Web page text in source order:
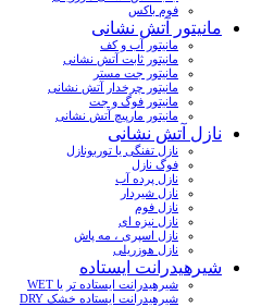
فوم باکس
مانیتور آتش نشانی
مانیتور آب و کف
مانیتور ثابت آتش نشانی
مانیتور جت مستر
مانیتور چرخدار آتش نشانی
مانیتور فوگ و جت
مانیتور مارپیچ آتش نشانی
نازل آتش نشانی
نازل تفنگی یا توربونازل
فوگ نازل
نازل پرده آب
نازل شیردار
نازل فوم
نازل نیزه ای
نازل اسپری ، مه پاش
نازل هوزریلی
شیرهیدرانت ایستاده
شیرهیدرانت ایستاده تر یا WET
شیرهیدرانت ایستاده خشک DRY